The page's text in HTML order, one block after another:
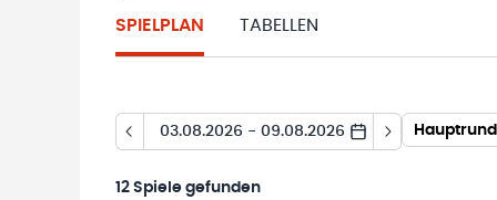
SPIELPLAN TABELLEN
03.08.2026 - 09.08.2026
12 Spiele gefunden